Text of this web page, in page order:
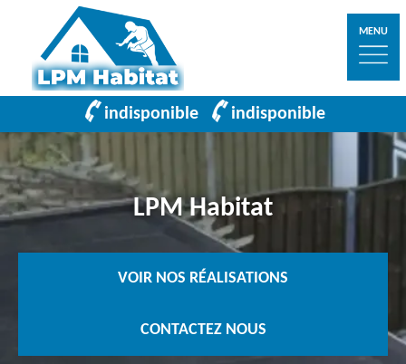
MENU
indisponible indisponible
LPM Habitat
VOIR NOS RÉALISATIONS
CONTACTEZ NOUS